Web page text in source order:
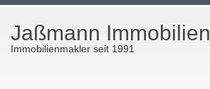
Jaßmann Immobilien
Immobilienmakler seit 1991